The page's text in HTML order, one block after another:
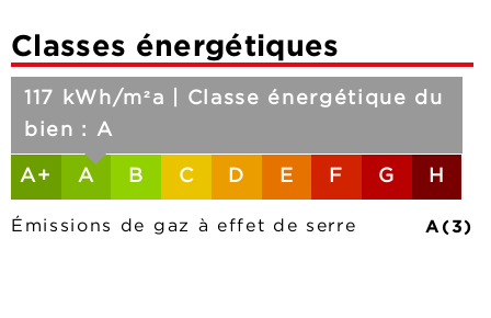
Classes énergétiques
A+
117 kWh/m²a | Classe énergétique du
bien : A
A B C D E F G H
Émissions de gaz à effet de serre A(3)